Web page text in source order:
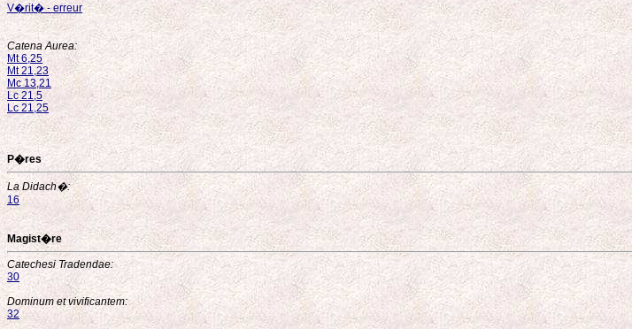
V�rit� - erreur
Catena Aurea:
Mt 6,25
Mt 21,23
Mc 13,21
Lc 21,5
Lc 21,25
P�res
La Didach�:
16
Magist�re
Catechesi Tradendae:
30
Dominum et vivificantem:
32